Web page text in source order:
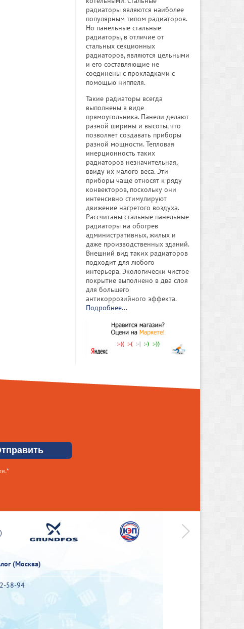
радиаторы являются наиболее
популярным типом радиаторов.
Но панельные стальные
радиаторы, в отличие от
стальных секционных
радиаторов, являются цельными
и его составляющие не
соединены с прокладками с
помощью ниппеля.
Такие радиаторы всегда
выполнены в виде
прямоугольника. Панели делают
разной ширины и высоты, что
позволяет создавать приборы
разной мощности. Тепловая
инерционность таких
радиаторов незначительная,
ввиду их малого веса. Эти
приборы чаще относят к ряду
конвекторов, поскольку они
интенсивно стимулируют
движение нагретого воздуха.
Рассчитаны стальные панельные
радиаторы на обогрев
административных, жилых и
даже производственных зданий.
Внешний вид таких радиаторов
подходит для любого
интерьера. Экологически чистое
покрытие выполнено в два слоя
для большего
антикоррозийного эффекта.
Подробнее...
.*
(Москва)
58-94